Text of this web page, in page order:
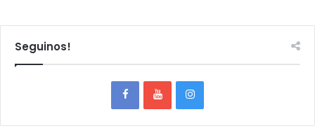
Seguinos!